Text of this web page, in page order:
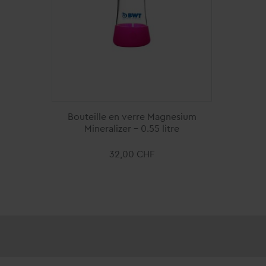
Bouteille en verre Magnesium
Mineralizer - 0.55 litre
32,00 CHF